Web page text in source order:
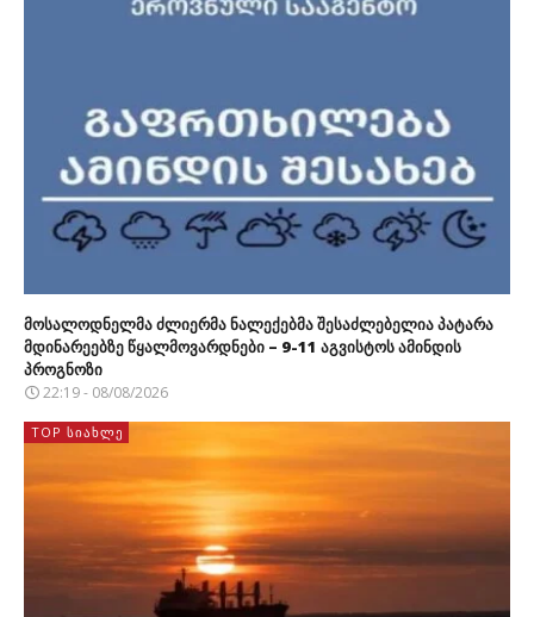
მოსალოდნელმა ძლიერმა ნალექებმა შესაძლებელია პატარა
მდინარეებზე წყალმოვარდნები – 9-11 აგვისტოს ამინდის
პროგნოზი
22:19 - 08/08/2026
TOP ᲡᲘᲐᲮᲚᲔ